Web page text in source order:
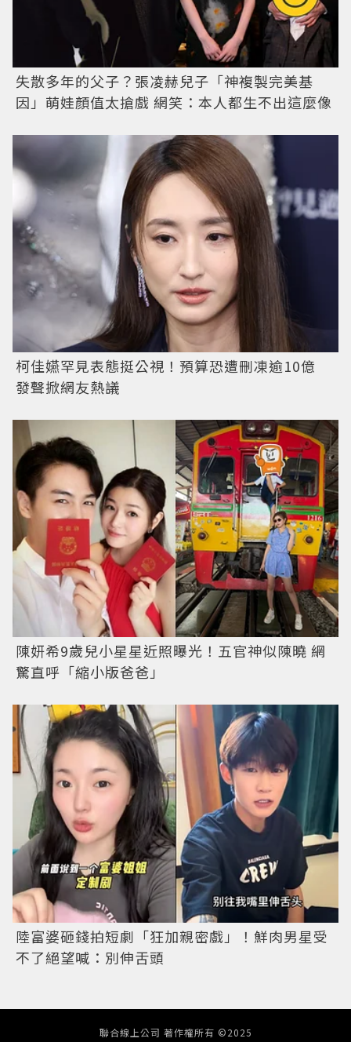
失散多年的父子？張凌赫兒子「神複製完美基
因」萌娃顏值太搶戲 網笑：本人都生不出這麼像
柯佳嬿罕見表態挺公視！預算恐遭刪凍逾10億
發聲掀網友熱議
陳妍希9歲兒小星星近照曝光！五官神似陳曉 網
驚直呼「縮小版爸爸」
陸富婆砸錢拍短劇「狂加親密戲」！鮮肉男星受
不了絕望喊：別伸舌頭
聯合線上公司 著作權所有 ©2025